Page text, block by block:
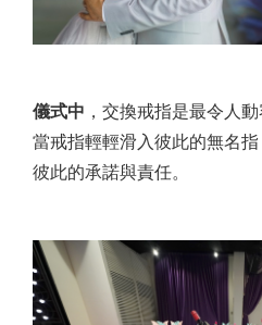
儀式中 ，交換戒指是最令人動
當戒指輕輕滑入彼此的無名
彼此的承諾與責任。